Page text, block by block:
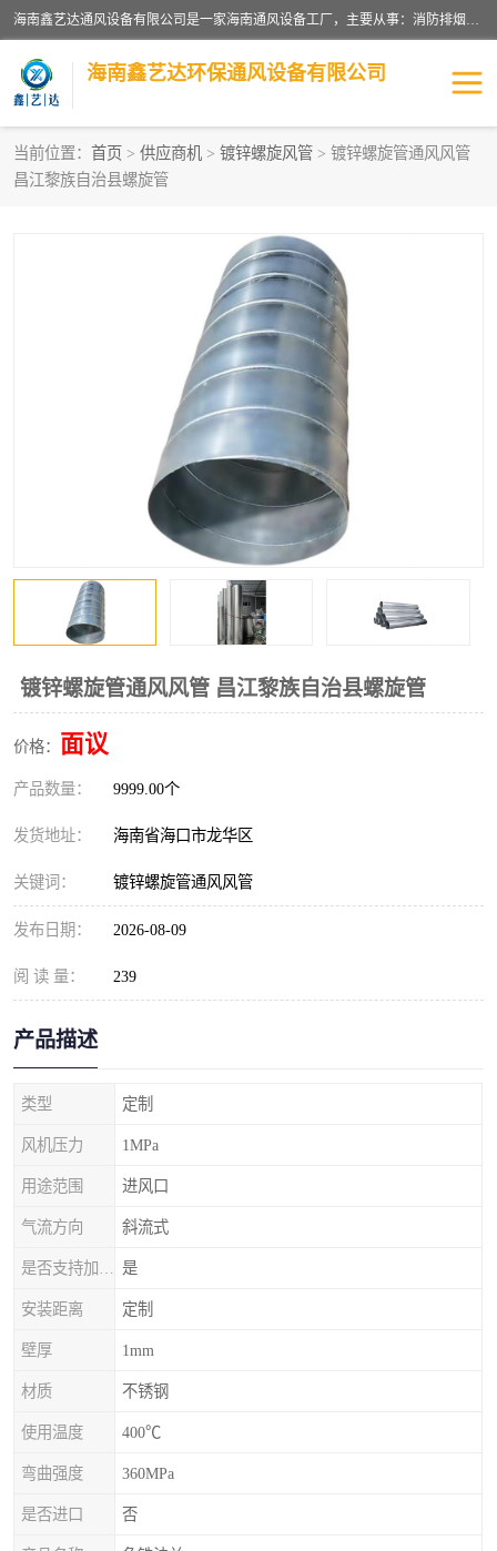
海南鑫艺达通风设备有限公司是一家海南通风设备工厂，主要从事：消防排烟工程、油烟净化工程、厨房排烟工程、酒店厨房设备、新风排风系统、镀锌铁皮管道加工、暖通工程、通风管道安装、消防火阀百叶风口等业务。公司拥有管道及配件一体化工厂生产线，良好的售后服务，良好的设计团队，良好的施工团队、良好管理人员，掌握畅通丰富的信息、市场渠道。
海南鑫艺达环保通风设备有限公司
当前位置： 首页 > 供应商机 > 镀锌螺旋风管 > 镀锌螺旋管通风风管
昌江黎族自治县螺旋管
镀锌螺旋管通风风管 昌江黎族自治县螺旋管
价格： 面议
产品数量： 9999.00个
发货地址： 海南省海口市龙华区
关键词： 镀锌螺旋管通风风管
发布日期： 2026-08-09
阅 读 量： 239
产品描述
类型 定制
风机压力 1MPa
用途范围 进风口
气流方向 斜流式
是
安装距离 定制
壁厚 1mm
材质 不锈钢
使用温度 400℃
弯曲强度 360MPa
是否进口 否
海南暖通工程
海南酒店厨房设备
管道配件
镁质防火风管
通风管道
消防风机
镀锌矩形风管
PP风管
不锈钢烟罩
排烟风机 百叶风口
油烟净化器